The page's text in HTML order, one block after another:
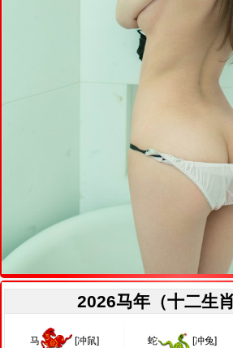
2026马年（十二生肖
马 [冲鼠] 蛇 [冲兔]